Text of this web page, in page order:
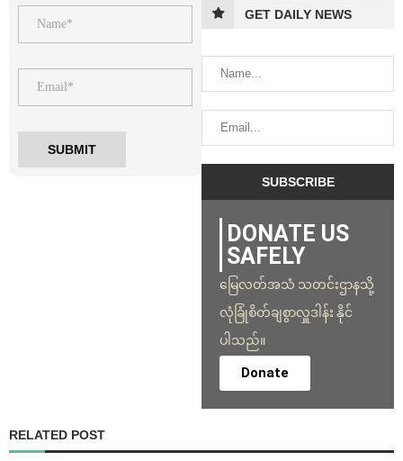
GET DAILY NEWS
DONATE US
SAFELY
မြေလတ်အသံ သတင်းဌာနသို့
လုံခြုံစိတ်ချစွာလှူဒါန်း နိုင်
ပါသည်။
Donate
RELATED POST